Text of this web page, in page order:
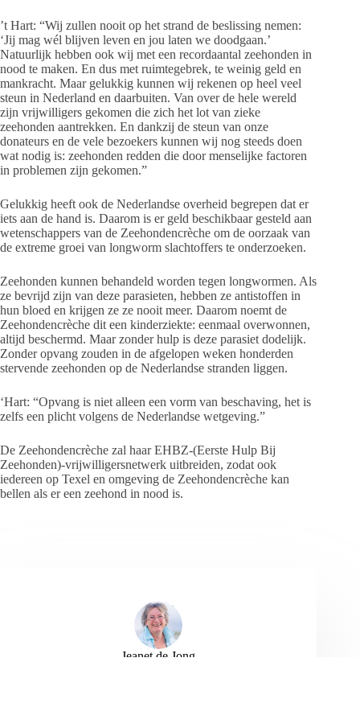
’t Hart: “Wij zullen nooit op het strand de beslissing nemen:
‘Jij mag wél blijven leven en jou laten we doodgaan.’
Natuurlijk hebben ook wij met een recordaantal zeehonden in
nood te maken. En dus met ruimtegebrek, te weinig geld en
mankracht. Maar gelukkig kunnen wij rekenen op heel veel
steun in Nederland en daarbuiten. Van over de hele wereld
zijn vrijwilligers gekomen die zich het lot van zieke
zeehonden aantrekken. En dankzij de steun van onze
donateurs en de vele bezoekers kunnen wij nog steeds doen
wat nodig is: zeehonden redden die door menselijke factoren
in problemen zijn gekomen.”
Gelukkig heeft ook de Nederlandse overheid begrepen dat er
iets aan de hand is. Daarom is er geld beschikbaar gesteld aan
wetenschappers van de Zeehondencrèche om de oorzaak van
de extreme groei van longworm slachtoffers te onderzoeken.
Zeehonden kunnen behandeld worden tegen longwormen. Als
ze bevrijd zijn van deze parasieten, hebben ze antistoffen in
hun bloed en krijgen ze ze nooit meer. Daarom noemt de
Zeehondencrèche dit een kinderziekte: eenmaal overwonnen,
altijd beschermd. Maar zonder hulp is deze parasiet dodelijk.
Zonder opvang zouden in de afgelopen weken honderden
stervende zeehonden op de Nederlandse stranden liggen.
‘Hart: “Opvang is niet alleen een vorm van beschaving, het is
zelfs een plicht volgens de Nederlandse wetgeving.”
De Zeehondencrèche zal haar EHBZ-(Eerste Hulp Bij
Zeehonden)-vrijwilligersnetwerk uitbreiden, zodat ook
iedereen op Texel en omgeving de Zeehondencrèche kan
bellen als er een zeehond in nood is.
Jeanet de Jong